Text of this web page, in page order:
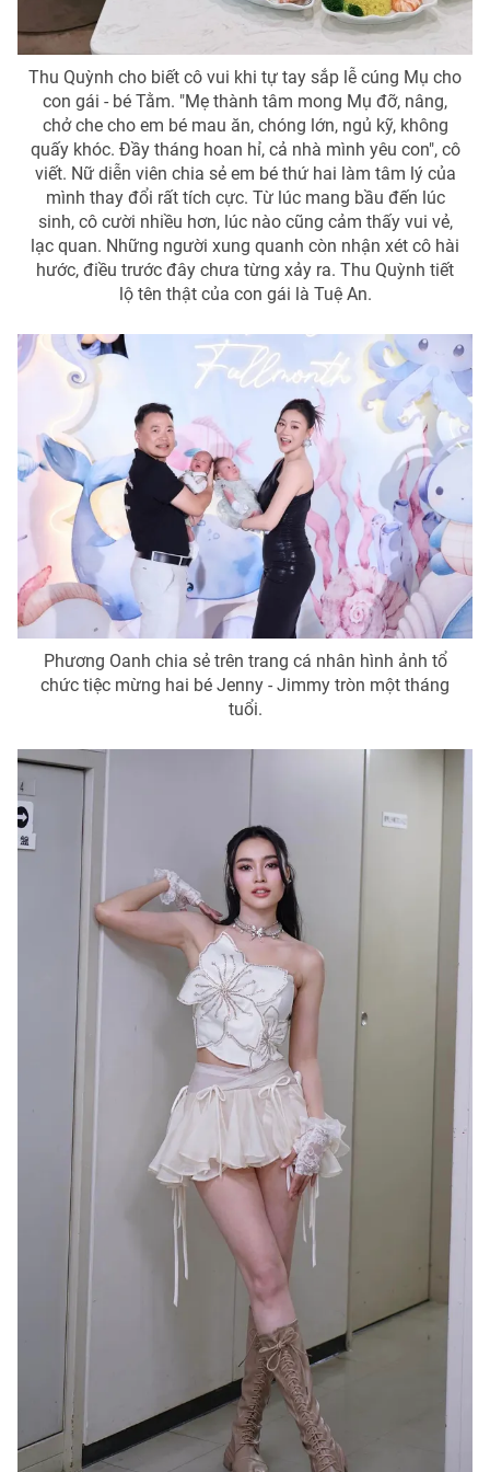
Photo Infographic
Video Shorts video
VTV Money VTV Thể thao
VTV Sức khoẻ Bất động sản
Thị trường 24h Tấm lòng Việt
VTV4 Vươn mình bằng AI
VTV8
Liên hệ tòa soạn English
THỜI BÁO VTV
Theo dõi báo trên
Cơ quan chủ quản:
Cơ quan báo chí:
Giấy phép hoạt động báo in và báo điện tử số 483/GP-BTTTT
cấp ngày 29/12/2023
Tổng Biên tập:
Vũ Thanh Thủy
Phó Tổng Biên tập:Nguyễn Thị Mỹ Hạnh, Phạm Quốc Thắng,
Nguyễn Trọng Ninh
Tổng đài VTV:
024.38 355 931 - 024.38 355 932
Ðiện thoại Thời báo VTV:024.66 897 897
toasoan@vtv.vn
Liên hệ quảng cáo:
024-7300.7108
® Cấm sao chép dưới mọi hình thức nếu không có sự chấp
thuận bằng văn bản. Ghi rõ nguồn VTV.vn khi phát hành lại
thông tin từ website này.
Thu Quỳnh cho biết cô vui khi tự tay sắp lễ cúng Mụ cho
con gái - bé Tằm. "Mẹ thành tâm mong Mụ đỡ, nâng,
chở che cho em bé mau ăn, chóng lớn, ngủ kỹ, không
quấy khóc. Đầy tháng hoan hỉ, cả nhà mình yêu con", cô
viết. Nữ diễn viên chia sẻ em bé thứ hai làm tâm lý của
mình thay đổi rất tích cực. Từ lúc mang bầu đến lúc
sinh, cô cười nhiều hơn, lúc nào cũng cảm thấy vui vẻ,
lạc quan. Những người xung quanh còn nhận xét cô hài
hước, điều trước đây chưa từng xảy ra. Thu Quỳnh tiết
lộ tên thật của con gái là Tuệ An.
Phương Oanh chia sẻ trên trang cá nhân hình ảnh tổ
chức tiệc mừng hai bé Jenny - Jimmy tròn một tháng
tuổi.